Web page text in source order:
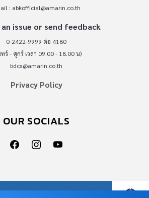
: abkofficial@amarin.co.th
issue or send feedback
0-2422-9999 ต่อ 4180
ร์ - ศุกร์ เวลา 09.00 - 18.00 น)
bdcx@amarin.co.th
Privacy Policy
OUR SOCIALS
2026